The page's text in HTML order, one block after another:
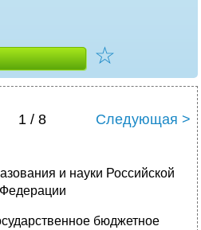
☆
1 / 8 Следующая >
и науки Российской
Федерации
бюджетное